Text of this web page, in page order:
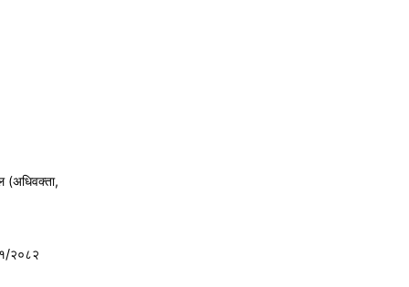
(अधिवक्ता,
२०८२